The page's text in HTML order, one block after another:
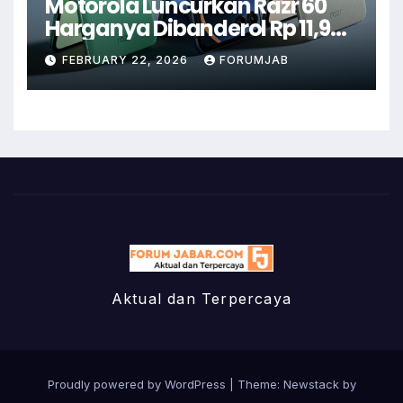
Harganya Dibanderol Rp 11,9
Juta
FEBRUARY 22, 2026 FORUMJAB
Aktual dan Terpercaya
Proudly powered by WordPress Theme: Newstackby